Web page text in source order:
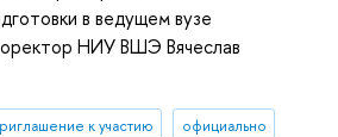
в ведущем вузе
НИУ ВШЭ Вячеслав
к участию официально